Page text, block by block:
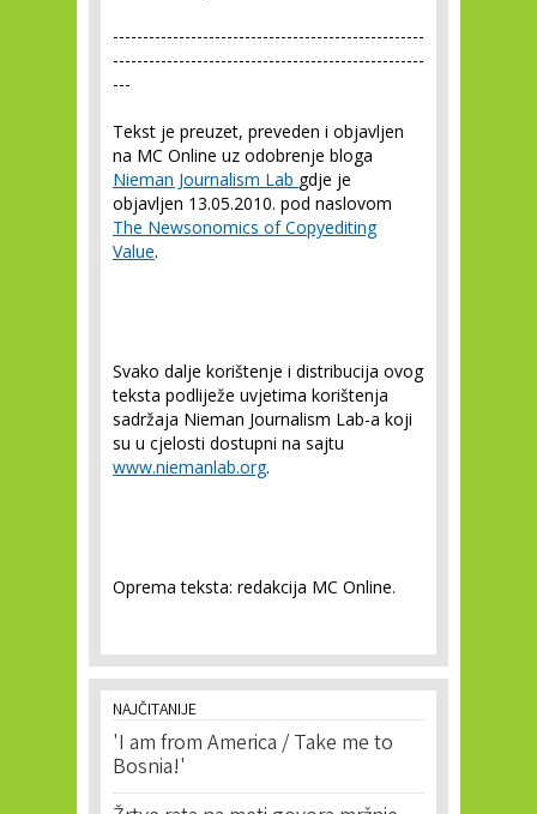
----------------------------------------------------
----------------------------------------------------
---
Tekst je preuzet, preveden i objavljen
na MC Online uz odobrenje bloga
Nieman Journalism Lab gdje je
objavljen 13.05.2010. pod naslovom
The Newsonomics of Copyediting
Value.
Svako dalje korištenje i distribucija ovog
teksta podliježe uvjetima korištenja
sadržaja Nieman Journalism Lab-a koji
su u cjelosti dostupni na sajtu
www.niemanlab.org.
Oprema teksta: redakcija MC Online.
NAJČITANIJE
'I am from America / Take me to
Bosnia!'